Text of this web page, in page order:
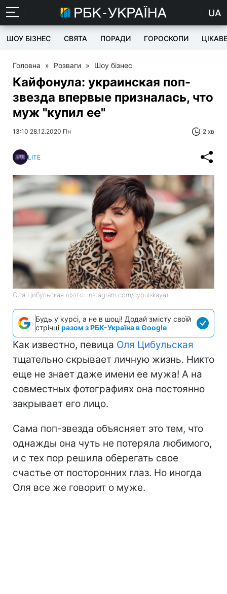
UA
ШОУ БІЗНЕС СВЯТА ПОРАДИ ГОРОСКОПИ ЦІКАВЕ
Головна » Розваги » Шоу бізнес
Кайфонула: украинская поп-
звезда впервые призналась, что
муж "купил ее"
13:10 28.12.2020 Пн 2 хв
LITE
Оля Цибульская (фото: instagram.com/cybulskaya)
Будь у курсі, а не в шоці! Додай змісту своїй
стрічці разом з РБК-Україна в Google
Как известно, певица Оля Цибульская
тщательно скрывает личную жизнь. Никто
еще не знает даже имени ее мужа! А на
совместных фотографиях она постоянно
закрывает его лицо.
Сама поп-звезда объясняет это тем, что
однажды она чуть не потеряла любимого,
и с тех пор решила оберегать свое
счастье от посторонних глаз. Но иногда
Оля все же говорит о муже.